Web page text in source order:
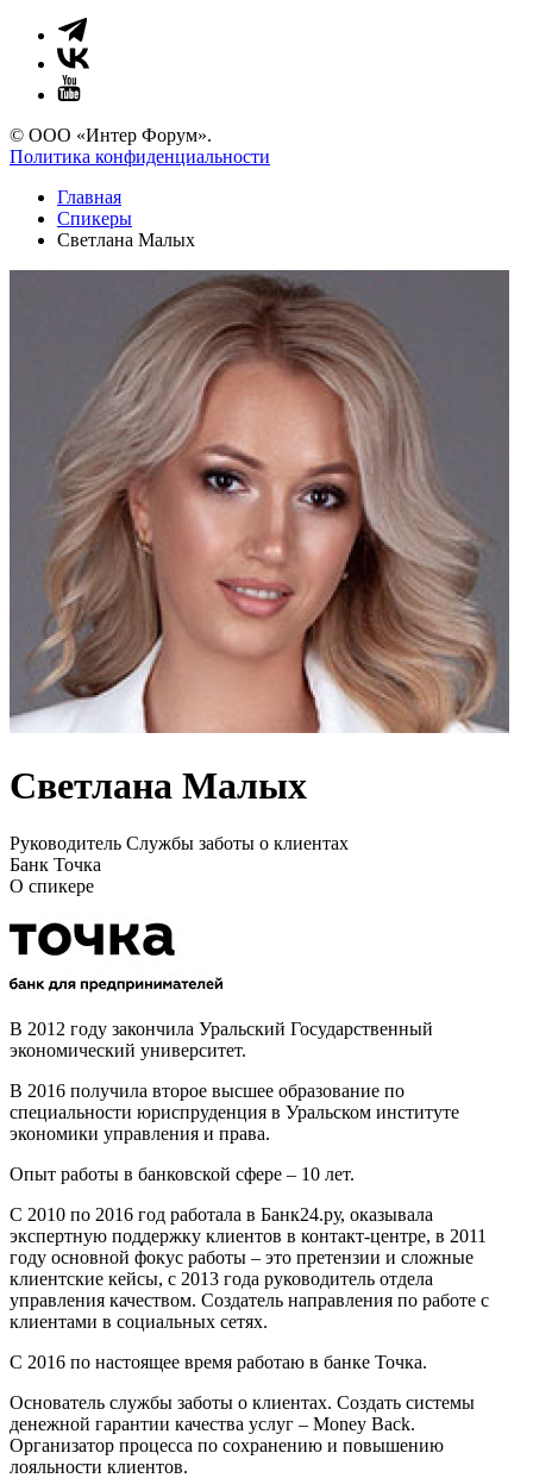
© ООО «Интер Форум».
Политика конфиденциальности
Главная
Спикеры
Светлана Малых
Светлана Малых
Руководитель Службы заботы о клиентах
Банк Точка
О спикере
В 2012 году закончила Уральский Государственный
экономический университет.
В 2016 получила второе высшее образование по
специальности юриспруденция в Уральском институте
экономики управления и права.
Опыт работы в банковской сфере – 10 лет.
С 2010 по 2016 год работала в Банк24.ру, оказывала
экспертную поддержку клиентов в контакт-центре, в 2011
году основной фокус работы – это претензии и сложные
клиентские кейсы, с 2013 года руководитель отдела
управления качеством. Создатель направления по работе с
клиентами в социальных сетях.
C 2016 по настоящее время работаю в банке Точка.
Основатель службы заботы о клиентах. Создать системы
денежной гарантии качества услуг – Money Back.
Организатор процесса по сохранению и повышению
лояльности клиентов.